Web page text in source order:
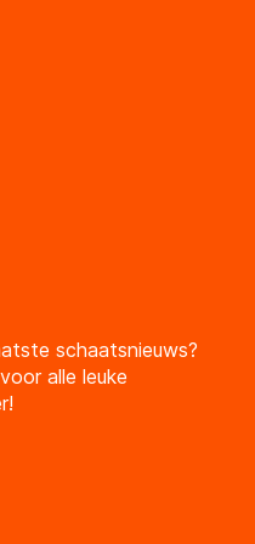
schaatsnieuws?
alle leuke